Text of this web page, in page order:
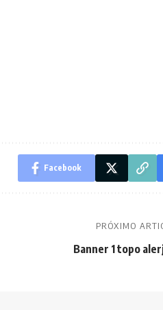
Facebook
PRÓXIMO
Banner 1 topo